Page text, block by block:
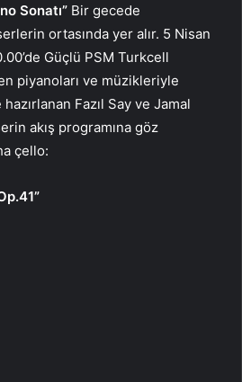
Sonatı” Bir gecede
ortasında yer alır. 5 Nisan
Güçlü PSM Turkcell
piyanoları ve müzikleriyle
Fazıl Say ve Jamal
akış programına göz
çello: